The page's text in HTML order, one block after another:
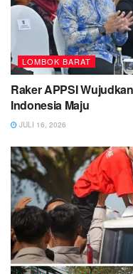
LOMBOK BARAT
Raker APPSI
Indonesia Maju
JULI 16, 2026